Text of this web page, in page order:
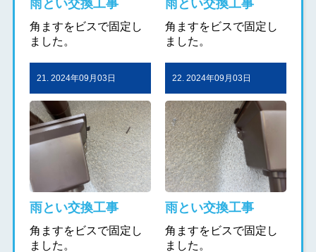
雨とい交換工事
角ますをビスで固定し
ました。
雨とい交換工事
角ますをビスで固定し
ました。
21. 2024年09月03日
雨とい交換工事
角ますをビスで固定し
ました。
22. 2024年09月03日
雨とい交換工事
角ますをビスで固定し
ました。